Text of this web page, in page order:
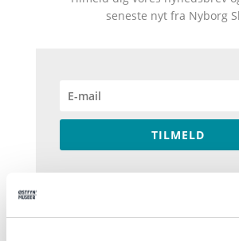
seneste nyt fra Nyborg
TILMELD
Relateret indlæg